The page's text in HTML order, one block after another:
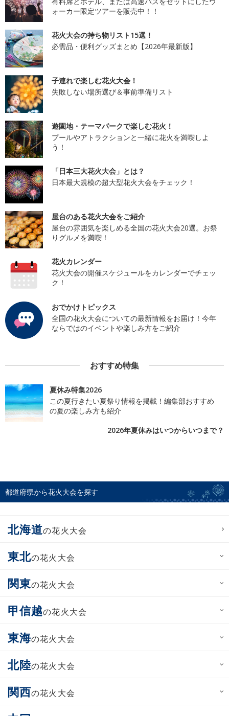
ォーカー限定ツアーを販売中！！
花火大会の持ち物リスト15選！
必需品・便利グッズまとめ【2026年最新版】
子連れで楽しむ花火大会！
失敗しない場所選び＆事前準備リスト
遊園地・テーマパークで楽しむ花火！
プールやアトラクションと一緒に花火を満喫しよ
う！
「日本三大花火大会」とは？
日本最大規模の超大型花火大会をチェック！
屋台のある花火大会をご紹介
屋台の雰囲気を楽しめる全国の花火大会20選。お祭
りグルメを満喫！
花火カレンダー
花火大会の開催スケジュールをカレンダーでチェッ
ク！
おでかけトピックス
全国の花火大会についての最新情報をお届け！今年
ならではのイベントや楽しみ方をご紹介
おすすめ特集
夏休み特集2026
この夏行きたい夏祭り情報を掲載！編集部おすすめ
の夏の楽しみ方も紹介
2026年夏休みはいつからいつまで？
都道府県から花火大会を探す
北海道の花火大会
東北の花火大会
関東の花火大会
甲信越の花火大会
東海の花火大会
北陸の花火大会
関西の花火大会